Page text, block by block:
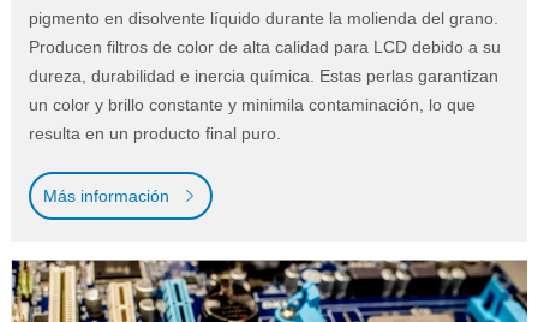
pigmento en disolvente líquido durante la molienda del grano.
Producen filtros de color de alta calidad para LCD debido a su
dureza, durabilidad e inercia química. Estas perlas garantizan
un color y brillo constante y minimila contaminación, lo que
resulta en un producto final puro.
Más información